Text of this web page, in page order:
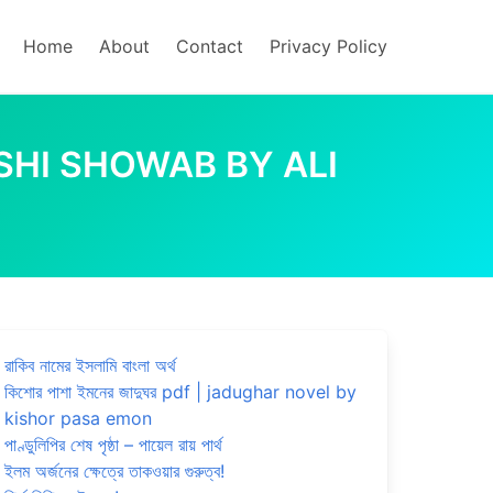
Home About Contact Privacy Policy
SHOWAB BY ALI
রাকিব নামের ইসলামি বাংলা অর্থ
কিশোর পাশা ইমনের জাদুঘর pdf | jadughar novel by
kishor pasa emon
পাণ্ডুলিপির শেষ পৃষ্ঠা – পায়েল রায় পার্থ
ইলম অর্জনের ক্ষেত্রে তাকওয়ার গুরুত্ব!